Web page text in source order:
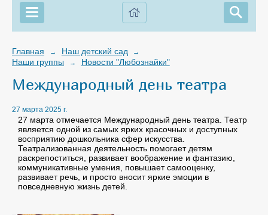
Главная → Наш детский сад →
Наши группы → Новости "Любознайки"
Международный день театра
27 марта 2025 г.
27 марта отмечается Международный день театра. Театр
является одной из самых ярких красочных и доступных
восприятию дошкольника сфер искусства.
Театрализованная деятельность помогает детям
раскрепоститься, развивает воображение и фантазию,
коммуникативные умения, повышает самооценку,
развивает речь, и просто вносит яркие эмоции в
повседневную жизнь детей.